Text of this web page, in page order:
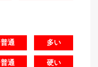
普通 多い
普通 硬い